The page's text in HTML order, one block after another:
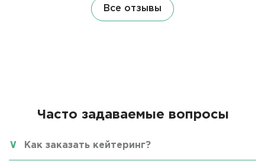
Все отзывы
Часто задаваемые вопросы
Как заказать кейтеринг?